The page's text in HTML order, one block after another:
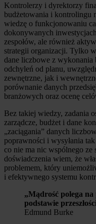
Kontrolerzy i dyrektorzy
budżetowania i kontrolingu
wiedzę o funkcjonowaniu
dokonywanych
zespołów, ale również
strategii organizacji. Tylko
dane liczbowe z wykonania
odchyleń od planu,
zewnętrzne, jak i
porównanie danych
branżowych oraz ocenę
Bez takiej wiedzy, zadania
zarządcze, budżet i dane
„zaciągania” danych
poprawności i wysyłania
co nie ma nic wspólnego ze
doświadczenia wiem, że
problemem, który
i efektywnego systemu
„Mądrość polega
podstawie
Edmund Burke